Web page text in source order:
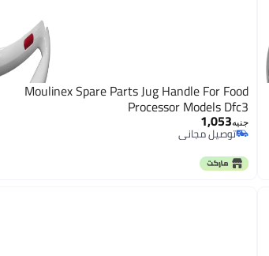
Moulinex Spare Parts Jug Handle For Food
Processor Models Dfc3
جنيه1,053
توصيل مجاني
توصيل مجاني